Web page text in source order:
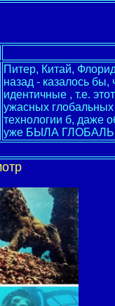
Питер, Китай,
назад - казалось
идентичные , т.е.
ужасных
технологии б, даже
уже БЫЛА